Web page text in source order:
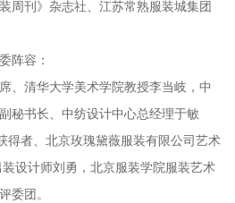
周刊》杂志社、江苏常熟服装城集团
阵容：
、清华大学美术学院教授李当岐，中
秘书长、中纺设计中心总经理于敏
得者、北京玫瑰黛薇服装有限公司艺术
设计师刘勇，北京服装学院服装艺术
委团。